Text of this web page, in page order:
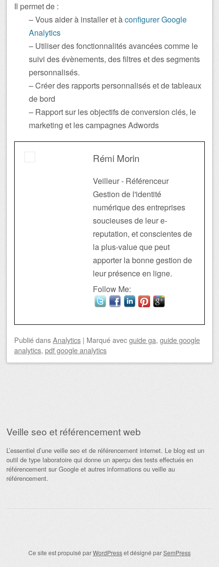
Il permet de :
– Vous aider à installer et àconfigurer Google
Analytics
– Utiliser des fonctionnalités avancées comme le
suivi des évènements, des filtres et des segments
personnalisés.
– Créer des rapports personnalisés et de tableaux
de bord
– Rapport sur les objectifs de conversion clés, le
marketing et les campagnes Adwords
Rémi Morin
Veilleur - Référenceur
Gestion de l'identité
numérique des entreprises
soucieuses de leur e-
reputation, et conscientes de
la plus-value que peut
apporter la bonne gestion de
leur présence en ligne.
Follow Me:
PubliédansAnalytics | Marqué avecguide ga, guide google
analytics, pdf google analytics
Veille seo et référencement web
L’essentiel d’une veille seo et de référencement internet. Le blog est un
outil de type laboratoire qui donne un aperçu des tests effectués en
référencement sur Google et autres informations ou veille au
référencement.
Ce site est propulsé parWordPresset désigné parSemPress